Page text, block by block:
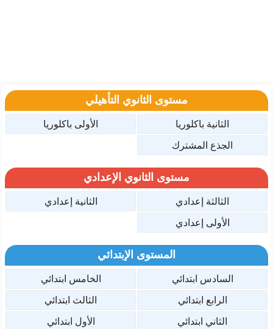
مستوى الثانوي التأهيلي
الثانية باكلوريا
الأولى باكلوريا
الجذع المشترك
مستوى الثانوي الإعدادي
الثالثة إعدادي
الثانية إعدادي
الأولى إعدادي
المستوى الإبتدائي
السادس ابتدائي
الخامس ابتدائي
الرابع ابتدائي
الثالث ابتدائي
الثاني ابتدائي
الأول ابتدائي